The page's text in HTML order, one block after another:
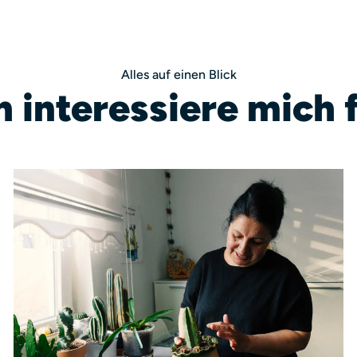
Alles auf einen Blick
interessiere mich